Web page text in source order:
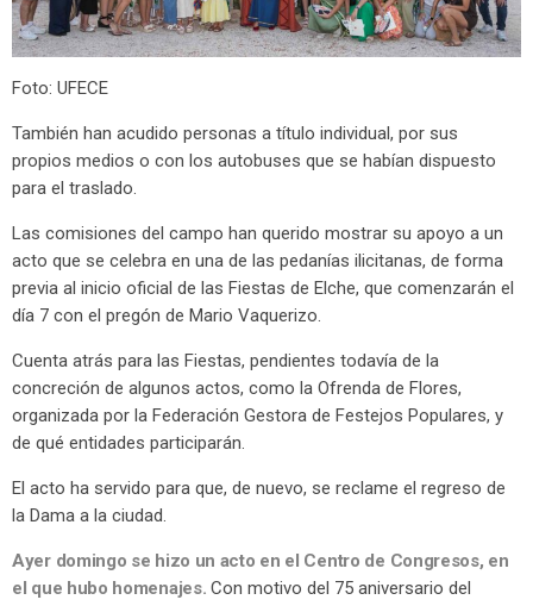
Foto: UFECE
También han acudido personas a título individual, por sus
propios medios o con los autobuses que se habían dispuesto
para el traslado.
Las comisiones del campo han querido mostrar su apoyo a un
acto que se celebra en una de las pedanías ilicitanas, de forma
previa al inicio oficial de las Fiestas de Elche, que comenzarán el
día 7 con el pregón de Mario Vaquerizo.
Cuenta atrás para las Fiestas, pendientes todavía de la
concreción de algunos actos, como la Ofrenda de Flores,
organizada por la Federación Gestora de Festejos Populares, y
de qué entidades participarán.
El acto ha servido para que, de nuevo, se reclame el regreso de
la Dama a la ciudad.
Ayer domingo se hizo un acto en el Centro de Congresos, en
el que hubo homenajes. Con motivo del 75 aniversario del